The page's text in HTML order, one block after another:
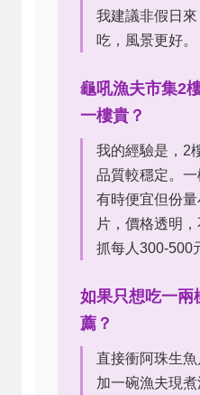
我建議非假日
吃，風景更好。
龜吼漁夫市集2
一樓貴？
我的經驗是，2
品質較穩定。一
有時便宜但份
片，價格透明
抓每人300-500
如果只想吃一兩
薦？
直接衝阿珠生魚
加一碗漁夫現